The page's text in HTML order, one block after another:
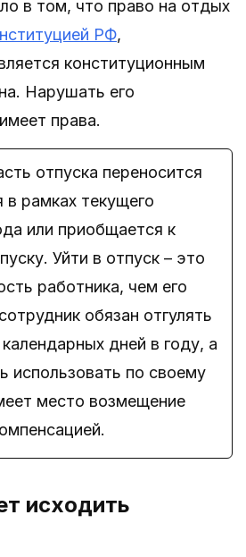
в том, что право на отдых
РФ,
конституционным
Нарушать его
права.
отпуска переносится
в рамках текущего
или приобщается к
Уйти в отпуск – это
работника, чем его
обязан отгулять
дней в году, а
использовать по своему
место возмещение
исходить